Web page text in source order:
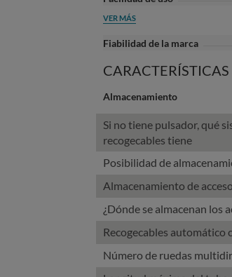
VER MÁS
Fiabilidad de la marca
CARACTERÍSTICAS
Almacenamiento
Si no tiene pulsador, qué
recogecables tiene
Posibilidad de
Almacenamiento de
¿Dónde se almacenan los
Recogecables automático
Número de ruedas